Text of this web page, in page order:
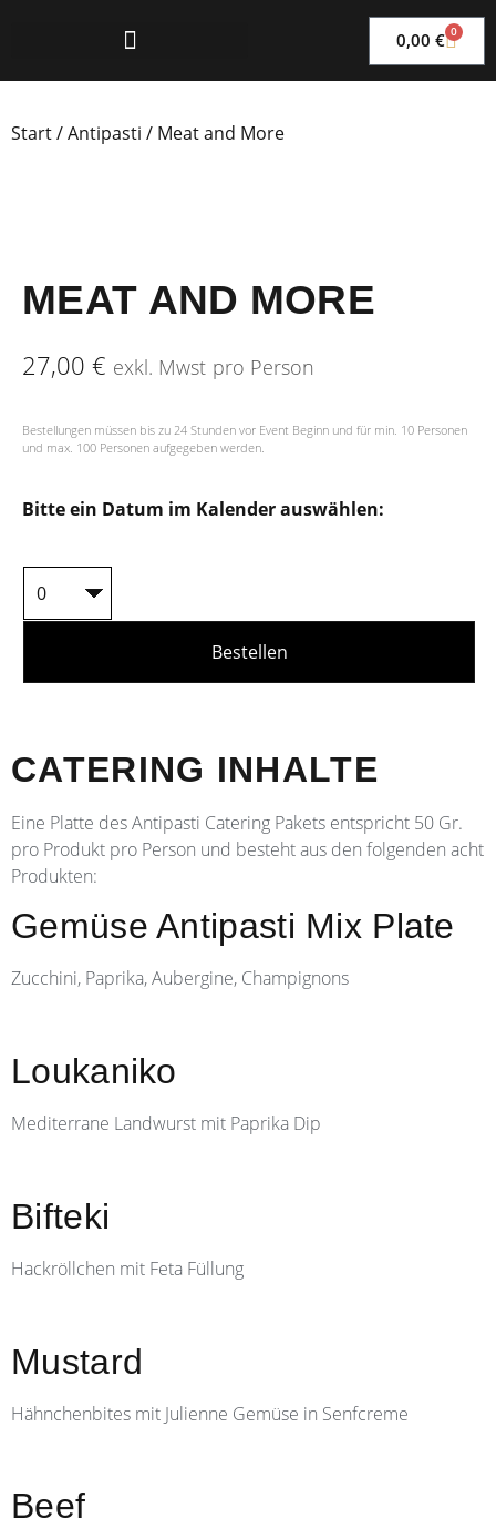
0,00 € 0
Start/Antipasti / Meat and More
MEAT AND MORE
27,00 € exkl. Mwst pro Person
Bestellungen müssen bis zu 24 Stunden vor Event Beginn und für min. 10 Personen
und max. 100 Personen aufgegeben werden.
Bitte ein Datum im Kalender auswählen:
Bestellen
CATERING INHALTE
Eine Platte des Antipasti Catering Pakets entspricht 50 Gr.
pro Produkt pro Person und besteht aus den folgenden acht
Produkten:
Gemüse Antipasti Mix Plate
Zucchini, Paprika, Aubergine, Champignons
Loukaniko
Mediterrane Landwurst mit Paprika Dip
Bifteki
Hackröllchen mit Feta Füllung
Mustard
Hähnchenbites mit Julienne Gemüse in Senfcreme
Beef